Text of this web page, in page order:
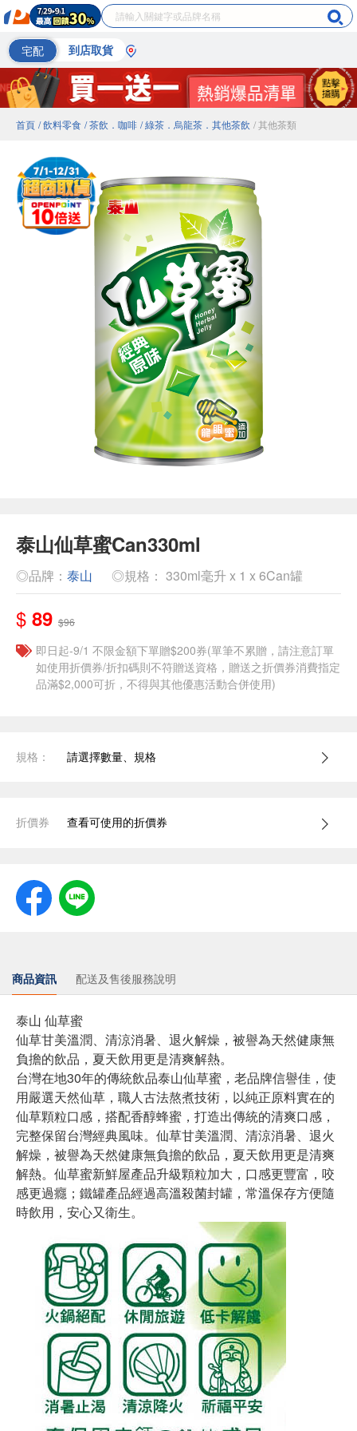
宅配 到店取貨
首頁 / 飲料零食 / 茶飲．咖啡 / 綠茶．烏龍茶．其他茶飲 / 其他茶類
泰山仙草蜜Can330ml
◎品牌： 泰山 ◎規格： 330ml毫升 x 1 x 6Can罐
$ 89 $96
即日起-9/1 不限金額下單贈$200券(單筆不累贈，請注意訂單
如使用折價券/折扣碼則不符贈送資格，贈送之折價券消費指定
品滿$2,000可折，不得與其他優惠活動合併使用)
規格： 請選擇數量、規格
折價券 查看可使用的折價券
商品資訊 配送及售後服務說明
泰山 仙草蜜
仙草甘美溫潤、清涼消暑、退火解燥，被譽為天然健康無
負擔的飲品，夏天飲用更是清爽解熱。
台灣在地30年的傳統飲品泰山仙草蜜，老品牌信譽佳，使
用嚴選天然仙草，職人古法熬煮技術，以純正原料實在的
仙草顆粒口感，搭配香醇蜂蜜，打造出傳統的清爽口感，
完整保留台灣經典風味。仙草甘美溫潤、清涼消暑、退火
解燥，被譽為天然健康無負擔的飲品，夏天飲用更是清爽
解熱。仙草蜜新鮮屋產品升級顆粒加大，口感更豐富，咬
感更過癮；鐵罐產品經過高溫殺菌封罐，常溫保存方便隨
時飲用，安心又衛生。